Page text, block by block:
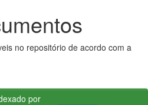
no repositório de acordo com a
por